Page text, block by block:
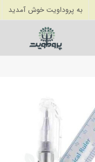
به پروداویت خوش آمدید